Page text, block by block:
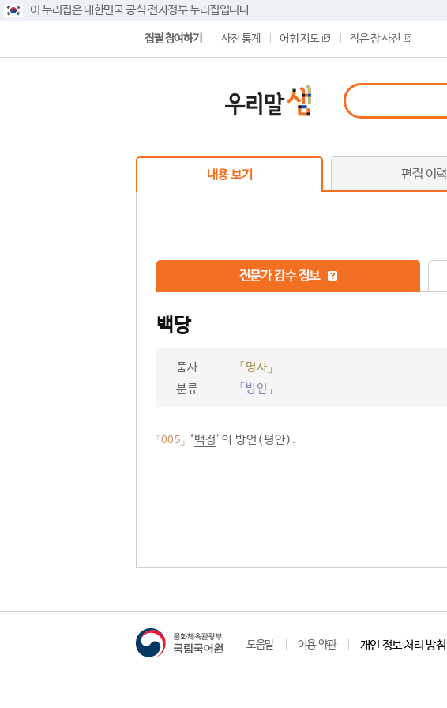
이 누리집은 대한민국 공식 전자정부 누리집입니다.
집필 참여하기 사전 통계 어휘 지도 작은 창 사전
내용 보기 편집 이력
전문가 감수 정보
백당
품사
「명사」
분류
「방언」
「005」 ‘백정’의 방언(평안).
도움말 이용 약관 개인 정보 처리 방침